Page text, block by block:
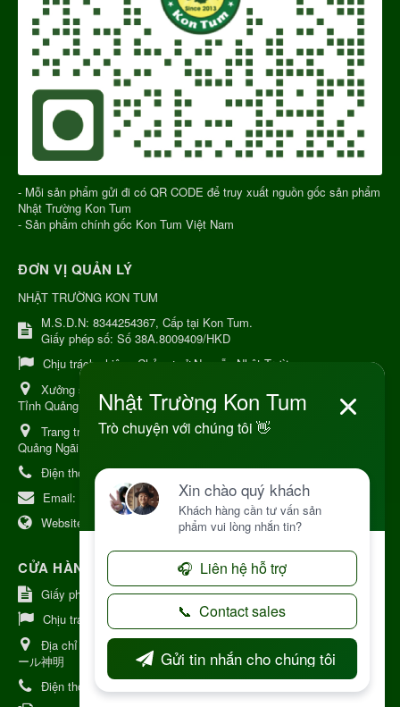
- Mỗi sản phẩm gửi đi có QR CODE để truy xuất nguồn gốc sản phẩm
Nhật Trường Kon Tum
- Sản phẩm chính gốc Kon Tum Việt Nam
ĐƠN VỊ QUẢN LÝ
NHẬT TRƯỜNG KON TUM
M.S.D.N: 8344254367, Cấp tại Kon Tum.
Giấy phép số: Số 38A.8009409/HKD
Chịu trách nhiệm: Chủ cơ sở Nguyễn Nhật Trường
Xưởng sản xuất:
Tỉnh Quảng Ngải
Trang trại Dược Liệu Hữu Cơ:Khu 37 Hộ Xã Măng Đen Tỉnh
Quảng Ngãi
Điện thoại:+84 906968923
Email:
kinhdoanh@nhattruongkontum.com
Website:
https://www.nhattruongkontum.com
CỬA HÀNG GIỚI THIỆU TẠI NHẬT BẢN
Giấy phép số: 080-9475-1379
Chịu trách nhiệm:
MR THƯƠNG
Địa chỉ Nhật Bản:
日本 愛知県刈谷市神明町6丁目308番地 ファミ
ール神明
Điện thoại:080-9475-1379